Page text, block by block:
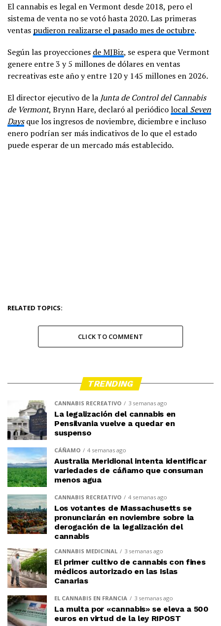
El cannabis es legal en Vermont desde 2018, pero el
sistema de venta no se votó hasta 2020. Las primeras
ventas pudieron realizarse el pasado mes de octubre.
Según las proyecciones de MJBiz, se espera que Vermont
genere entre 3 y 5 millones de dólares en ventas
recreativas este año y entre 120 y 145 millones en 2026.
El director ejecutivo de la Junta de Control del Cannabis
de Vermont, Brynn Hare, declaró al periódicolocal Seven
Daysque los ingresos de noviembre, diciembre e incluso
enero podrían ser más indicativos de lo que el estado
puede esperar de un mercado más establecido.
RELATED TOPICS:
CLICK TO COMMENT
TRENDING
CANNABIS RECREATIVO 3 semanas ago
La legalización del cannabis en
Pensilvania vuelve a quedar en
suspenso
CÁÑAMO 4 semanas ago
Australia Meridional intenta identificar
variedades de cáñamo que consuman
menos agua
CANNABIS RECREATIVO 4 semanas ago
Los votantes de Massachusetts se
pronunciarán en noviembre sobre la
derogación de la legalización del
cannabis
CANNABIS MEDICINAL 3 semanas ago
El primer cultivo de cannabis con fines
médicos autorizado en las Islas
Canarias
EL CANNABIS EN FRANCIA 3 semanas ago
La multa por «cannabis» se eleva a 500
euros en virtud de la ley RIPOST